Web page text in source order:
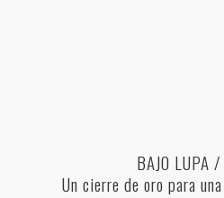
BAJO LUPA
Un cierre de oro para